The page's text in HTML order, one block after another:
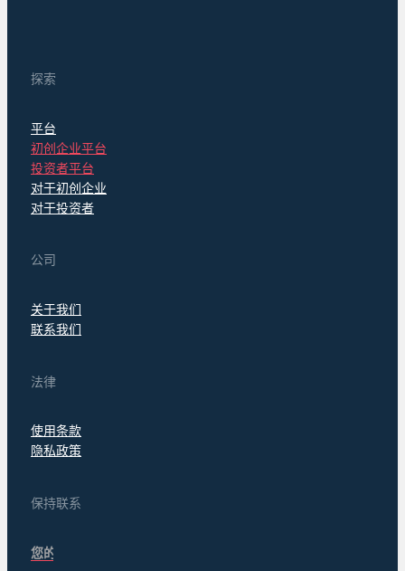
探索
平台
初创企业平台
投资者平台
对于初创企业
对于投资者
公司
关于我们
联系我们
法律
使用条款
隐私政策
保持联系